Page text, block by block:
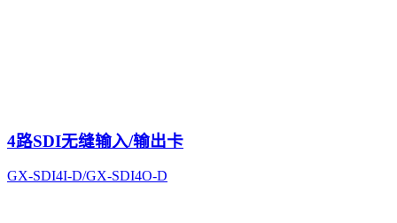
4路SDI无缝输入/输出卡
GX-SDI4I-D/GX-SDI4O-D